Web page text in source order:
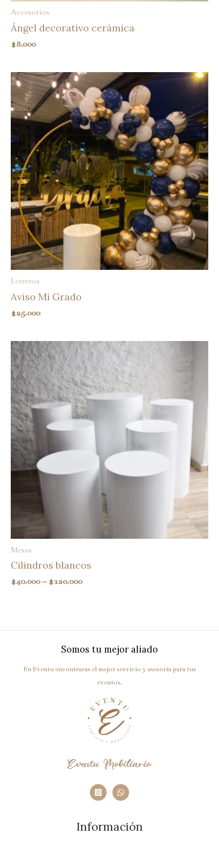
Accesorios
Ángel decorativo cerámica
$8.000
Letreros
Aviso Mi Grado
$25.000
Mesas
Cilindros blancos
$40.000– $120.000
Somos tu mejor aliado
En Eventu encontraras el mejor servicio y asesoría para tus
eventos.
Eventu Mobiliario
Información